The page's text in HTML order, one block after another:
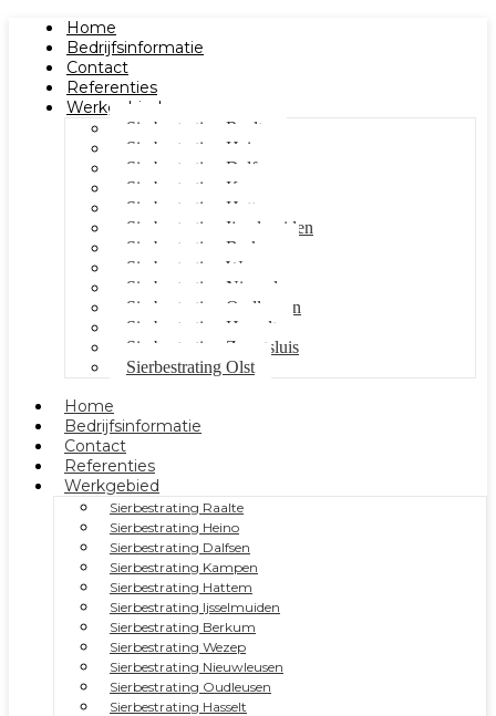
Home
Bedrijfsinformatie
Contact
Referenties
Werkgebied
Sierbestrating Raalte
Sierbestrating Heino
Sierbestrating Dalfsen
Sierbestrating Kampen
Sierbestrating Hattem
Sierbestrating Ijsselmuiden
Sierbestrating Berkum
Sierbestrating Wezep
Sierbestrating Nieuwleusen
Sierbestrating Oudleusen
Sierbestrating Hasselt
Sierbestrating Zwartsluis
Sierbestrating Olst
Home
Bedrijfsinformatie
Contact
Referenties
Werkgebied
Sierbestrating Raalte
Sierbestrating Heino
Sierbestrating Dalfsen
Sierbestrating Kampen
Sierbestrating Hattem
Sierbestrating Ijsselmuiden
Sierbestrating Berkum
Sierbestrating Wezep
Sierbestrating Nieuwleusen
Sierbestrating Oudleusen
Sierbestrating Hasselt